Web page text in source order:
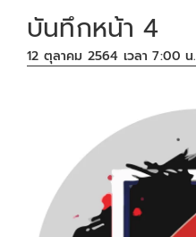
บันทึกหน้า 4
12 ตุลาคม 2564 เวลา 7:00 น.